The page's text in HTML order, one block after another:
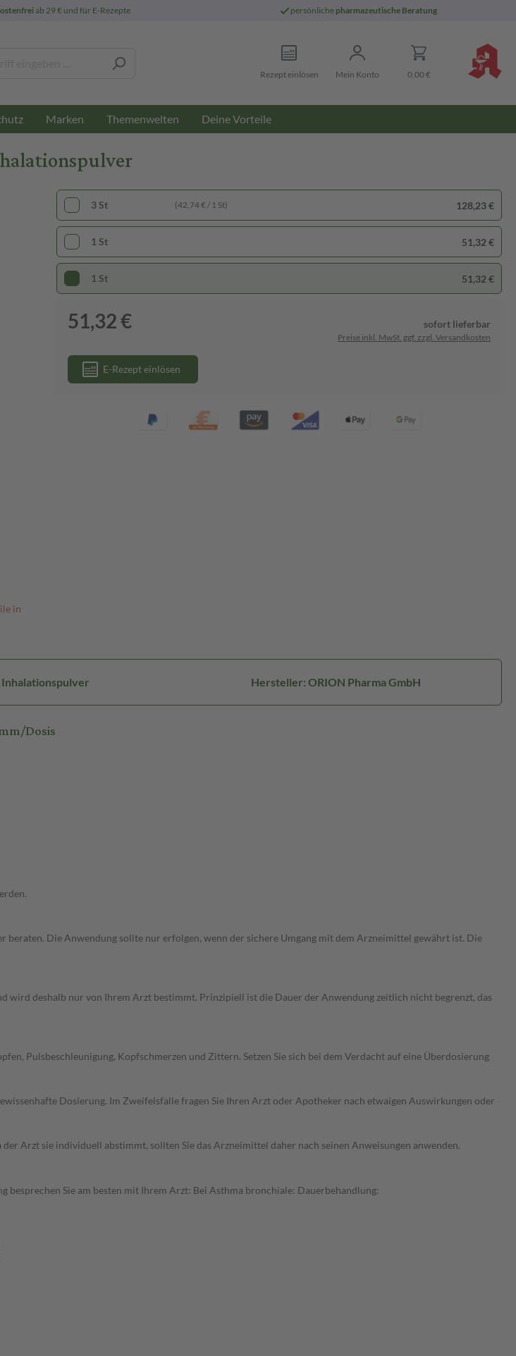
ab 29 € und für E-Rezepte persönliche pharmazeutische Beratung
Rezept einlösen Mein Konto 0,00 €
Marken Themenwelten Deine Vorteile
in
3 St (42,74 € / 1 St) 128,23 €
1 St 51,32 €
1 St 51,32 €
51,32 € sofort lieferbar
Preise inkl. MwSt. ggf. zzgl. Versandkosten
E-Rezept einlösen
Hersteller: ORION Pharma GmbH
Dosis
beraten. Die Anwendung sollte nur erfolgen, wenn der sichere Umgang mit dem Arzneimittel gewährt ist. Die
deshalb nur von Ihrem Arzt bestimmt. Prinzipiell ist die Dauer der Anwendung zeitlich nicht begrenzt, das
Pulsbeschleunigung, Kopfschmerzen und Zittern. Setzen Sie sich bei dem Verdacht auf eine Überdosierung
Dosierung. Im Zweifelsfalle fragen Sie Ihren Arzt oder Apotheker nach etwaigen Auswirkungen oder
Arzt sie individuell abstimmt, sollten Sie das Arzneimittel daher nach seinen Anweisungen anwenden.
besprechen Sie am besten mit Ihrem Arzt: Bei Asthma bronchiale: Dauerbehandlung: